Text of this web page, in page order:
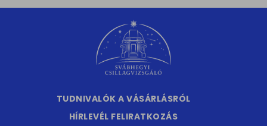
TUDNIVALÓK A VÁSÁRLÁSRÓL
HÍRLEVÉL FELIRATKOZÁS